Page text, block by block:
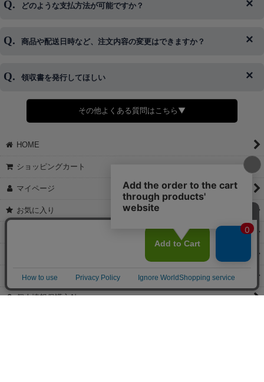
◆即日発送を行なっている関係上、午後以降のご連絡やキャンセル
※発送後、発送準備が完了しお手続きが間に合わない場合は変更、
どのような支払方法が可能ですか？
◆代金引換・クレジットカード・携帯キャリア決済・おねだり決
＞詳細は画像をタップ＜
商品や配送日時など、注文内容の変更はできますか？
◆商品発送前の変更は承っております。
さい。
領収書を発行してほしい
◆領収書はご希望頂いた場合のみ発行しております。
【これからご注文する場合】
願いします。
②宛名（空欄は上様は不可）
③但し書き（空欄やお品代は不可）
【すでにご注文が完了している場合】
①お電話・メール・LINEにて領収書希望の連絡をお願い致します
②後日、郵送にて領収書を送らせて頂きます。
①マイページから購入履歴→購入内容→領収書発行を選択。
②後日、郵送にて領収書を送らせて頂きます。
その他よくある質問はこちら▼
HOME
ショッピングカート
マイページ
お気に入り
お問い合せ
個人情報保護方針